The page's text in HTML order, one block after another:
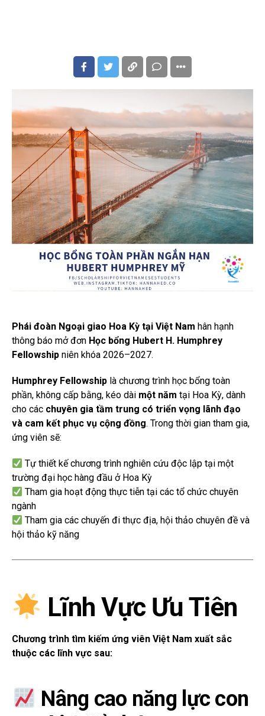
Phái đoàn Ngoại giao Hoa Kỳ tại Việt Nam hân hạnh
thông báo mở đơn Học bổng Hubert H. Humphrey
Fellowship niên khóa 2026–2027.
Humphrey Fellowship là chương trình học bổng toàn
phần, không cấp bằng, kéo dài một năm tại Hoa Kỳ, dành
cho các chuyên gia tầm trung có triển vọng lãnh đạo
và cam kết phục vụ cộng đồng. Trong thời gian tham gia,
ứng viên sẽ:
Tự thiết kế chương trình nghiên cứu độc lập tại một
trường đại học hàng đầu ở Hoa Kỳ
Tham gia hoạt động thực tiễn tại các tổ chức chuyên
ngành
Tham gia các chuyến đi thực địa, hội thảo chuyên đề và
hội thảo kỹ năng
Lĩnh Vực Ưu Tiên
Chương trình tìm kiếm ứng viên Việt Nam xuất sắc
thuộc các lĩnh vực sau:
Nâng cao năng lực con